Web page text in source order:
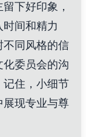
下好印象，
间和精力
不同风格的信
化委员会的沟
记住，小细节
展现专业与尊